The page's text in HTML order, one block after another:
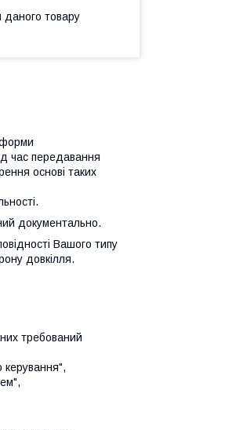
даного товару
час передавання
основі таких
документально.
Вашого типу
довкілля.
требований
керування",
",